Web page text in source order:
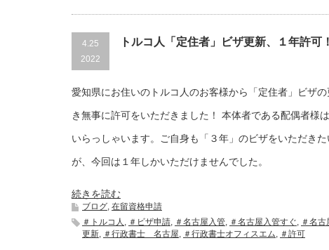
4.25
2022
トルコ人「定住者」ビザ更新、１年許可！
愛知県にお住いのトルコ人のお客様から「定住者」ビザ
き無事に許可をいただきました！ 本体者である配偶者様
いらっしゃいます。ご自身も「３年」のビザをいただき
が、今回は１年しかいただけませんでした。
続きを読む
ブログ, 在留資格申請
＃トルコ人 , ＃ビザ申請, ＃名古屋入管, ＃名古屋入管すぐ, ＃名古
更新, ＃行政書士 名古屋, ＃行政書士オフィスエム, ＃許可